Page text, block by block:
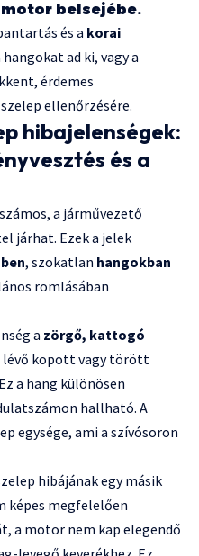
belsejébe.
és a korai
ad ki, vagy a
érdemes
ellenőrzésére.
hibajelenségek:
és a
a járművezető
járhat. Ezek a jelek
, szokatlan hangokban
romlásában
a zörgő, kattogó
lévő kopott vagy törött
a hang különösen
hallható. A
egysége, ami a szívósoron
hibájának egy másik
képes megfelelően
a motor nem kap elegendő